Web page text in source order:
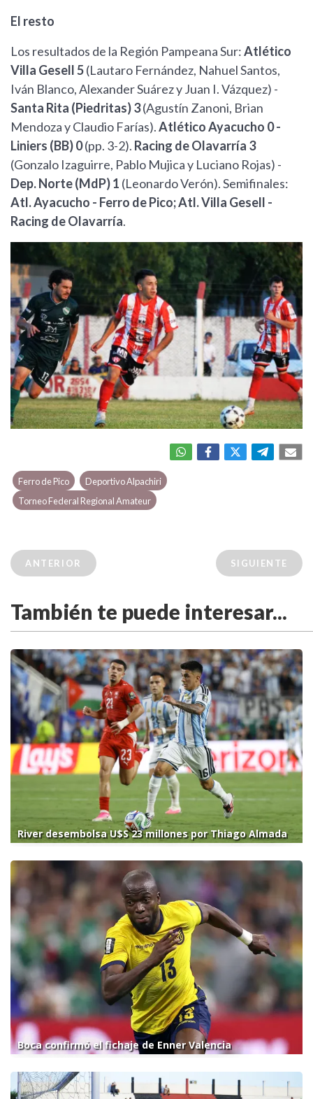
El resto
Los resultados de la Región Pampeana Sur:Atlético
Villa Gesell 5(Lautaro Fernández, Nahuel Santos,
Iván Blanco, Alexander Suárez y Juan I. Vázquez) -
Santa Rita (Piedritas) 3(Agustín Zanoni, Brian
Mendoza y Claudio Farías).Atlético Ayacucho 0 -
Liniers (BB) 0(pp. 3-2). Racing de Olavarría 3
(Gonzalo Izaguirre, Pablo Mujica y Luciano Rojas) -
Dep. Norte (MdP) 1 (Leonardo Verón). Semifinales:
Atl. Ayacucho - Ferro de Pico; Atl. Villa Gesell -
Racing de Olavarría.
Ferro de Pico
Deportivo Alpachiri
Torneo Federal Regional Amateur
ANTERIOR SIGUIENTE
También te puede interesar...
River desembolsa U$S 23 millones por Thiago Almada
Boca confirmó el fichaje de Enner Valencia